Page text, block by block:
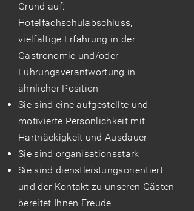
Grund auf:
Hotelfachschulabschluss,
vielfältige Erfahrung in der
Gastronomie und/oder
Führungsverantwortung in
ähnlicher Position
Sie sind eine aufgestellte und
motivierte Persönlichkeit mit
Hartnäckigkeit und Ausdauer
Sie sind organisationsstark
Sie sind dienstleistungsorientiert
und der Kontakt zu unseren Gästen
bereitet Ihnen Freude